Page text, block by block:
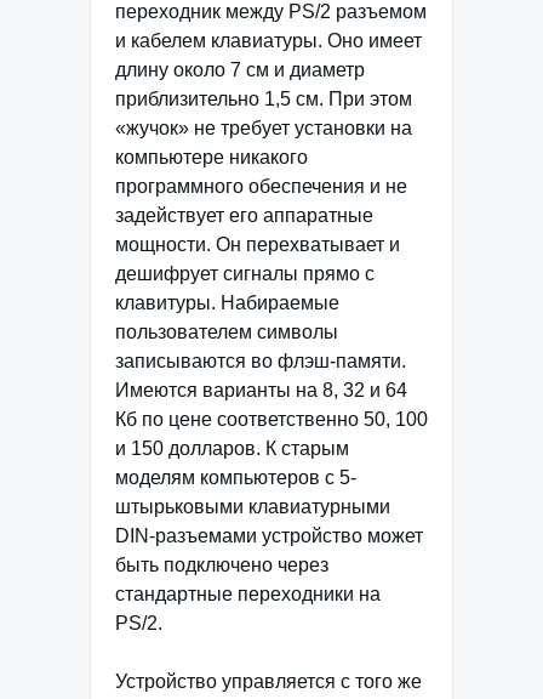
переходник между PS/2 разъемом
и кабелем клавиатуры. Оно имеет
длину около 7 см и диаметр
приблизительно 1,5 см. При этом
«жучок» не требует установки на
компьютере никакого
программного обеспечения и не
задействует его аппаратные
мощности. Он перехватывает и
дешифрует сигналы прямо с
клавитуры. Набираемые
пользователем символы
записываются во флэш-памяти.
Имеются варианты на 8, 32 и 64
Кб по цене соответственно 50, 100
и 150 долларов. К старым
моделям компьютеров с 5-
штырьковыми клавиатурными
DIN-разъемами устройство может
быть подключено через
стандартные переходники на
PS/2.
Устройство управляется с того же